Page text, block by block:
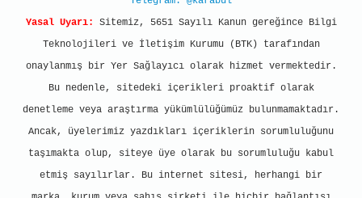
Yasal Uyarı:
Sitemiz, 5651 Sayılı Kanun gereğince Bilgi
Teknolojileri ve İletişim Kurumu (BTK) tarafından
onaylanmış bir Yer Sağlayıcı olarak hizmet vermektedir.
Bu nedenle, sitedeki içerikleri proaktif olarak
denetleme veya araştırma yükümlülüğümüz bulunmamaktadır.
Ancak, üyelerimiz yazdıkları içeriklerin sorumluluğunu
taşımakta olup, siteye üye olarak bu sorumluluğu kabul
etmiş sayılırlar. Bu internet sitesi, herhangi bir